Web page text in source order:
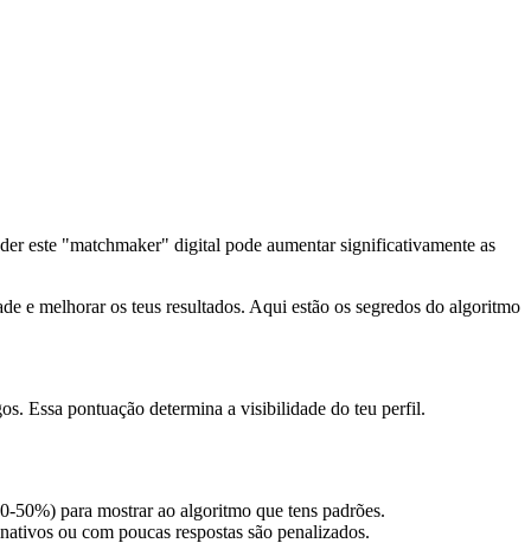
este "matchmaker" digital pode aumentar significativamente as
e melhorar os teus resultados. Aqui estão os segredos do algoritmo
Essa pontuação determina a visibilidade do teu perfil.
para mostrar ao algoritmo que tens padrões.
ou com poucas respostas são penalizados.